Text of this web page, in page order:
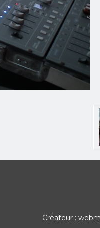
Créateur :